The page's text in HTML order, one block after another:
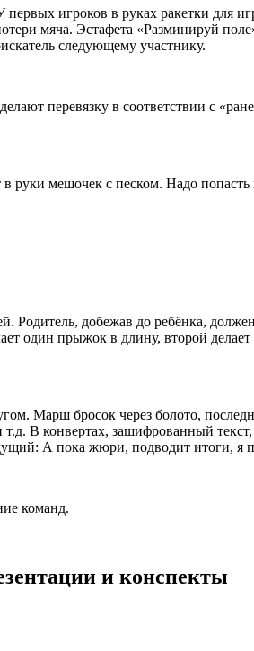
игроков в руках ракетки для
мяча. Эстафета «Разминируй
следующему участнику.
перевязку в соответствии с
мешочек с песком. Надо
Родитель, добежав до ребёнка,
один прыжок в длину, второй
Марш бросок через болото,
В конвертах, зашифрованный
А пока жюри, подводит итоги, я
команд.
и конспекты